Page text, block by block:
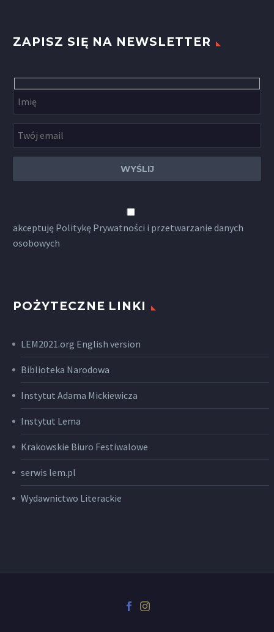
ZAPISZ SIĘ NA NEWSLETTER
akceptuję Politykę Prywatności i przetwarzanie danych
osobowych
POŻYTECZNE LINKI
LEM2021.org English version
Biblioteka Narodowa
Instytut Adama Mickiewicza
Instytut Lema
Krakowskie Biuro Festiwalowe
serwis lem.pl
Wydawnictwo Literackie